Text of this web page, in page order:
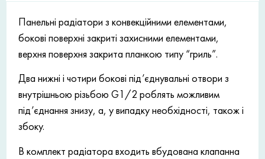
Панельні радіатори з конвекційними елементами,
бокові поверхні закриті захисними елементами,
верхня поверхня закрита планкою типу “гриль”.
Два нижні і чотири бокові під’єднувальні отвори з
внутрішньою різьбою G1/2 роблять можливим
під’єднання знизу, а, у випадку необхідності, також і
збоку.
В комплект радіатора входить вбудована клапанна